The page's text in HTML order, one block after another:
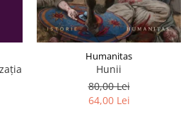
Humanitas
Hunii
80,00 Lei
64,00 Lei